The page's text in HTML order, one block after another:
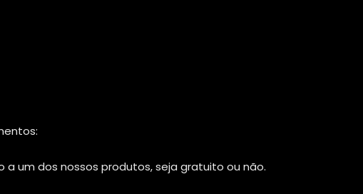
um dos nossos produtos, seja gratuito ou não.